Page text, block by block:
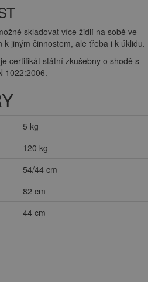
skladovat více židlí na sobě ve
jiným činnostem, ale třeba i k úklidu.
certifikát státní zkušebny o shodě s
1022:2006.
5 kg
120 kg
54/44 cm
82 cm
44 cm